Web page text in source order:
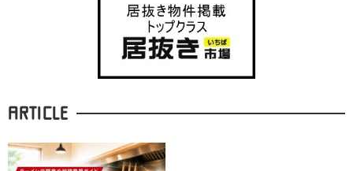
ARTICLE